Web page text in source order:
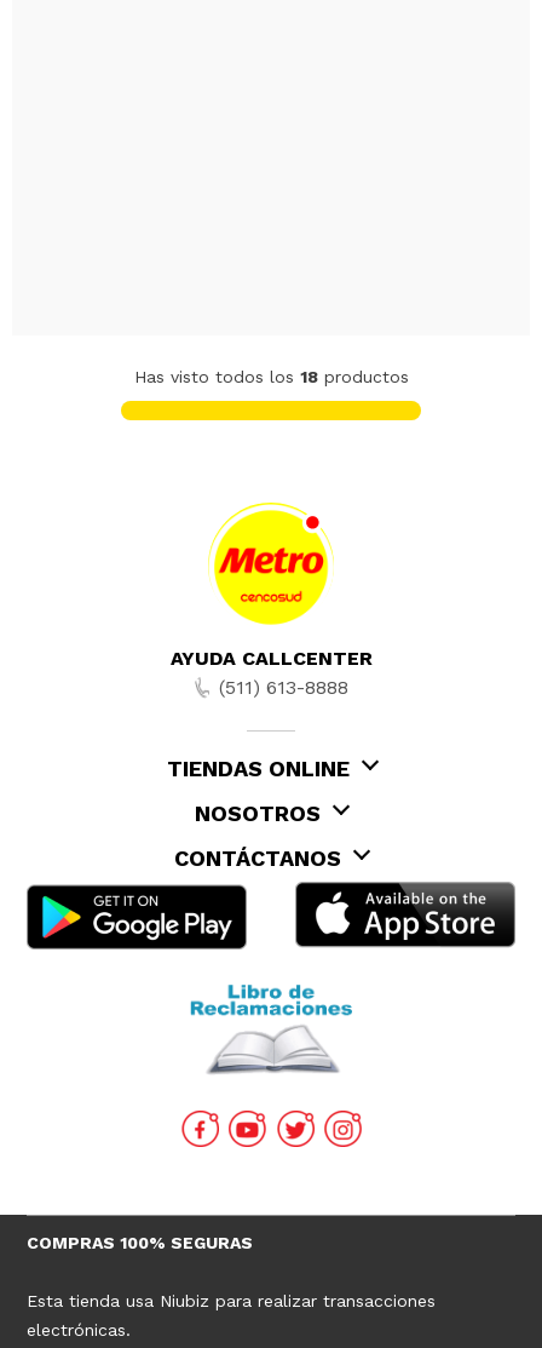
Has visto todos los 18productos
AYUDA CALLCENTER
(511) 613-8888
TIENDAS ONLINE
NOSOTROS
CONTÁCTANOS
COMPRAS 100% SEGURAS
Esta tienda usa Niubiz para realizar transacciones
electrónicas.